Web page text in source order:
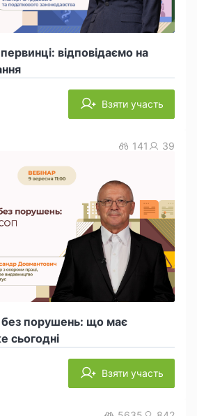
відповідаємо на
Взяти участь
без порушень: що має
сьогодні
141 39
Взяти участь